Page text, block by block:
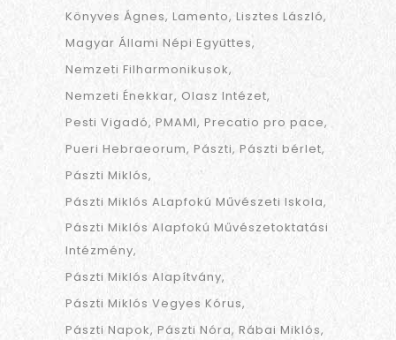
Könyves Ágnes Lamento Lisztes László
Magyar Állami Népi Együttes
Nemzeti Filharmonikusok
Nemzeti Énekkar Olasz Intézet
Pesti Vigadó PMAMI Precatio pro pace
Pueri Hebraeorum Pászti Pászti bérlet
Pászti Miklós
Pászti Miklós ALapfokú Művészeti Iskola
Pászti Miklós Alapfokú Művészetoktatási
Intézmény
Pászti Miklós Alapítvány
Pászti Miklós Vegyes Kórus
Pászti Napok Pászti Nóra Rábai Miklós